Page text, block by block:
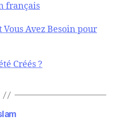
français
Vous Avez Besoin pour
Créés ?